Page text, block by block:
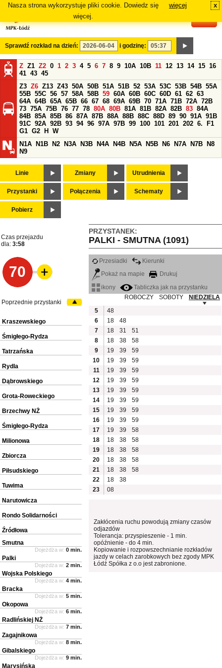
Nasza strona wykorzystuje pliki cookie. Dowiedz się
więcej.
więcej x
Sprawdź rozkład na dzień: i godzinę:
Z Z1 Z2 0 1 2 3 4 5 6 7 8 9 10A 10B 11 12 13 14 15 16
41 43 45
Z3 Z6 Z13 Z43 50A 50B 51A 51B 52 53A 53C 53B 54B 55A
55B 55C 56 57 58A 58B 59 60A 60B 60C 60D 61 62 63
64A 64B 65A 65B 66 67 68 69A 69B 70 71A 71B 72A 72B
73 75A 75B 76 77 78 80A 80B 81A 81B 82A 82B 83 84A
84B 85A 85B 86 87A 87B 88A 88B 88C 88D 89 90 91A 91B
91C 92A 92B 93 94 96 97A 97B 99 100 101 201 202 6.
F1
G1 G2 H
W
N1A
N1B N2 N3A N3B N4A N4B N5A N5B N6 N7A N7B
N8
N9
Linie Zmiany Utrudnienia
Przystanki Połączenia Schematy
Pobierz
PRZYSTANEK:
PALKI - SMUTNA (1091)
Czas przejazdu
dla: 3:58
70
Przesiadki
Kierunki
Pokaż na mapie
Drukuj
ikony
Tabliczka jak na przystanku
ROBOCZY
SOBOTY
NIEDZIELA
5
48
6
18
48
7
18 31
51
8
18 38
58
9
19 39
59
10
19 39
59
11
19 39
59
12
19 39
59
13
19 39
59
14
19 39
59
15
19 39
59
16
19 39
59
17
19 39
58
18
18 38
58
19
18 38
58
20
18 38
58
21
18 38
58
22
18
38
23
08
Zakłócenia ruchu powodują zmiany czasów
odjazdów
Tolerancja: przyspieszenie - 1 min.
opóźnienie - do 4 min.
Kopiowanie i rozpowszechnianie rozkładów
jazdy w celach zarobkowych bez zgody MPK
Łódź Spółka z o.o jest zabronione.
Poprzednie przystanki
Kraszewskiego
Śmigłego-Rydza
Tatrzańska
Rydla
Dąbrowskiego
Grota-Roweckiego
Brzechwy NŻ
Śmigłego-Rydza
Milionowa
Zbiorcza
Piłsudskiego
Tuwima
Narutowicza
Rondo Solidarności
Źródłowa
Smutna
Dojeżdża w: 0 min.
Palki
Dojeżdża w: 2 min.
Wojska Polskiego
Dojeżdża w: 4 min.
Bracka
Dojeżdża w: 5 min.
Okopowa
Dojeżdża w: 6 min.
Radlińskiej NŻ
Dojeżdża w: 7 min.
Zagajnikowa
Dojeżdża w: 8 min.
Gibalskiego
Dojeżdża w: 9 min.
Marysińska